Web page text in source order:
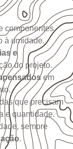
componentes
à umidade.
e
do projeto.
em
que precisam
e quantidade.
sempre
.